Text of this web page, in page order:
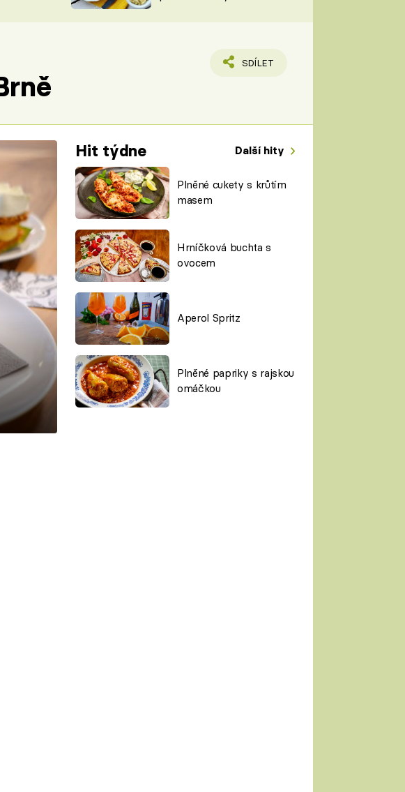
ŠÉFREDAKTORKY
SDÍLET
Hit týdne Další hity
Plněné cukety s krůtím
masem
Hrníčková buchta s
ovocem
Aperol Spritz
Plněné papriky s rajskou
omáčkou